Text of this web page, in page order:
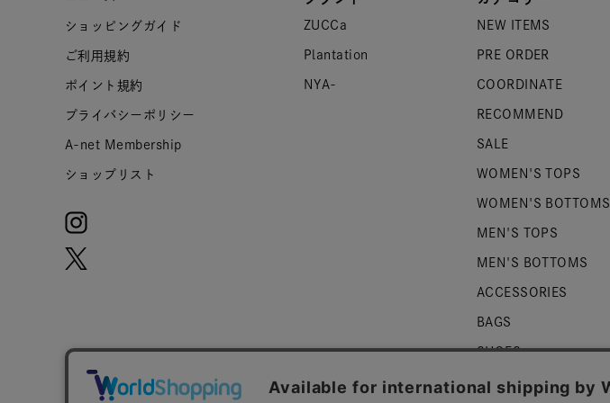
ショッピングガイド
ご利用規約
ポイント規約
プライバシーポリシー
A-net Membership
ショップリスト
ZUCCa
Plantation
NYA-
NEW ITEMS
PRE ORDER
COORDINATE
RECOMMEND
SALE
WOMEN'S TOPS
WOMEN'S BOTTOMS
MEN'S TOPS
MEN'S BOTTOMS
ACCESSORIES
BAGS
SHOES
ZUCCa LOGO